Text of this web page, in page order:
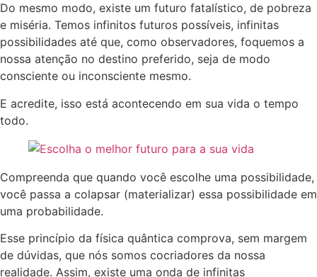
Do mesmo modo, existe um futuro fatalístico, de pobreza
e miséria. Temos infinitos futuros possíveis, infinitas
possibilidades até que, como observadores, foquemos a
nossa atenção no destino preferido, seja de modo
consciente ou inconsciente mesmo.
E acredite, isso está acontecendo em sua vida o tempo
todo.
Compreenda que quando você escolhe uma possibilidade,
você passa a colapsar (materializar) essa possibilidade em
uma probabilidade.
Esse princípio da física quântica comprova, sem margem
de dúvidas, que nós somos cocriadores da nossa
realidade. Assim, existe uma onda de infinitas